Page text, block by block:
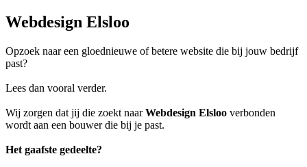
Webdesign Elsloo
Opzoek naar een gloednieuwe of betere website die bij jouw bedrijf
past?
Lees dan vooral verder.
Wij zorgen dat jij die zoekt naarWebdesign Elsloo verbonden
wordt aan een bouwer die bij je past.
Het gaafste gedeelte?